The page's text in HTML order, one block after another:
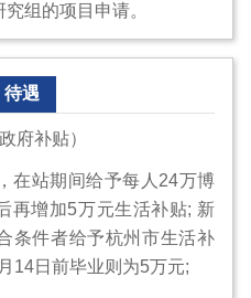
组的项目申请。
待遇
府补贴）
在站期间给予每人24万博
再增加5万元生活补贴; 新
条件者给予杭州市生活补
14日前毕业则为5万元;